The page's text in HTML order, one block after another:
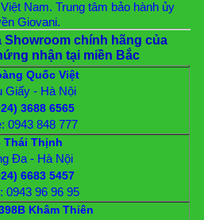
Nam. Trung tâm bảo hành ủy
Giovani.
Showroom chính hãng của
nhận tại miền Bắc
Quốc Việt
Giấy - Hà Nội
3688 6565
0943 848 777
Thái Thịnh
Đa - Hà Nội
6683 5457
0943 96 96 95
Khâm Thiên